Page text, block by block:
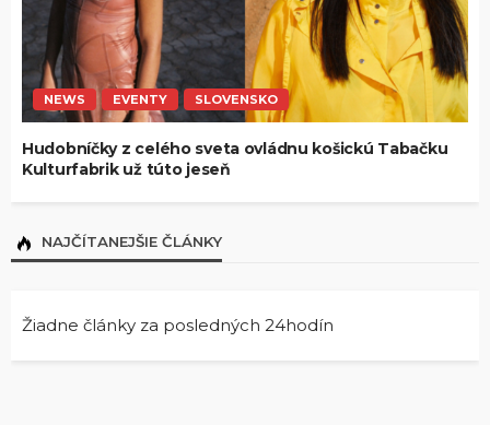
NEWS EVENTY SLOVENSKO
Hudobníčky z celého sveta ovládnu košickú Tabačku
Kulturfabrik už túto jeseň
NAJČÍTANEJŠIE ČLÁNKY
Žiadne články za posledných 24hodín